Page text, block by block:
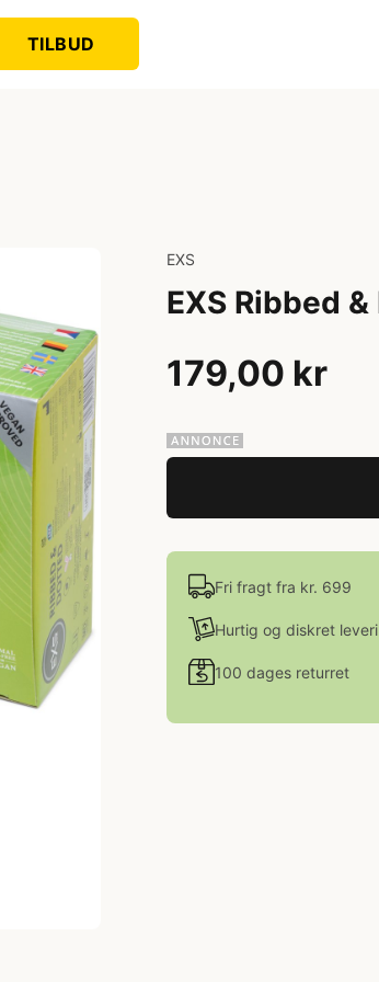
TILBUD
EXS
EXS Ribbed
179,00 kr
Fri fragt fra kr. 699
Hurtig og diskret
100 dages returret